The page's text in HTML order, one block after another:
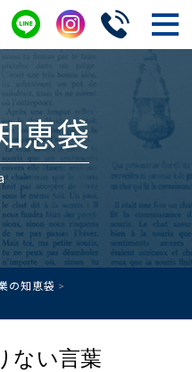
恵袋
の知恵袋 >
ない言葉